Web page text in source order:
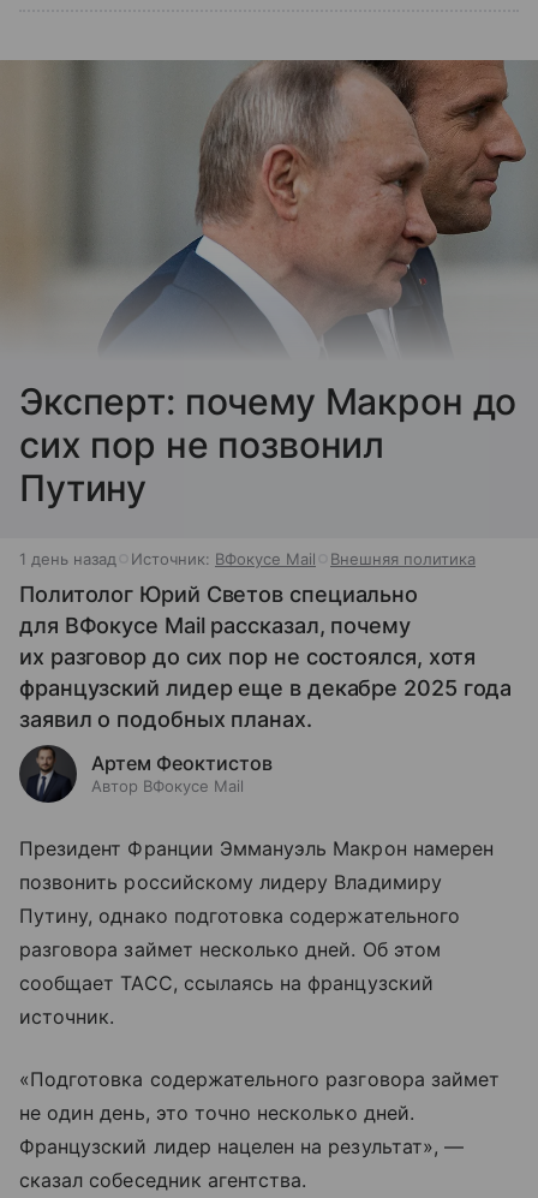
Эксперт: почему Макрон до
сих пор не позвонил
Путину
1 день назад Источник: ВФокусе Mail Внешняя политика
Политолог Юрий Светов специально
для ВФокусе Mail рассказал, почему
их разговор до сих пор не состоялся, хотя
французский лидер еще в декабре 2025 года
заявил о подобных планах.
Артем Феоктистов
Автор ВФокусе Mail
Президент Франции Эммануэль Макрон намерен
позвонить российскому лидеру Владимиру
Путину, однако подготовка содержательного
разговора займет несколько дней. Об этом
сообщает ТАСС, ссылаясь на французский
источник.
«Подготовка содержательного разговора займет
не один день, это точно несколько дней.
Французский лидер нацелен на результат», —
сказал собеседник агентства.